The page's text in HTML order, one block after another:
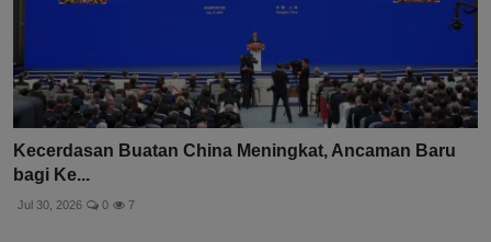
Kecerdasan Buatan China Meningkat, Ancaman Baru
bagi Ke...
Jul 30, 2026 0 7